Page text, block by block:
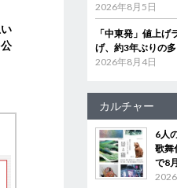
2026年8月5日
「中東発」値上
げ、約3年ぶりの
2026年8月4日
カルチャー
6人
歌舞
で8